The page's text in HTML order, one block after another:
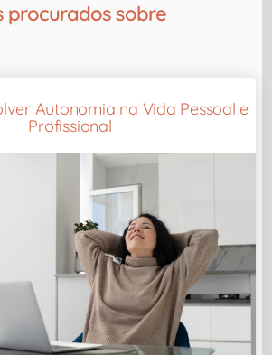
procurados sobre
Autonomia na Vida Pessoal e
Profissional